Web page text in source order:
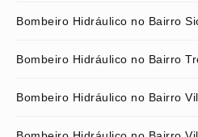
Bombeiro Hidráulico no Bairro
Bombeiro Hidráulico no Bairro
Bombeiro Hidráulico no Bairro